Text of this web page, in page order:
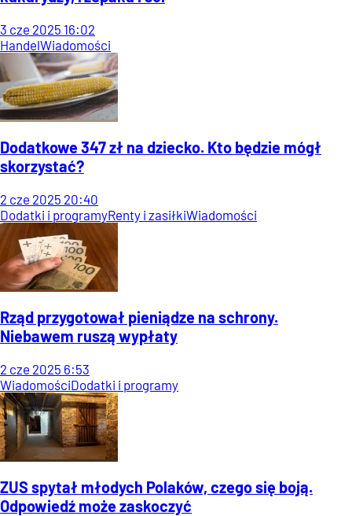
3 cze 2025 16:02
HandelWiadomości
Dodatkowe 347 zł na dziecko. Kto będzie mógł
skorzystać?
2 cze 2025 20:40
Dodatki i programyRenty i zasiłkiWiadomości
Rząd przygotował pieniądze na schrony.
Niebawem ruszą wypłaty
2 cze 2025 6:53
WiadomościDodatki i programy
ZUS spytał młodych Polaków, czego się boją.
Odpowiedź może zaskoczyć